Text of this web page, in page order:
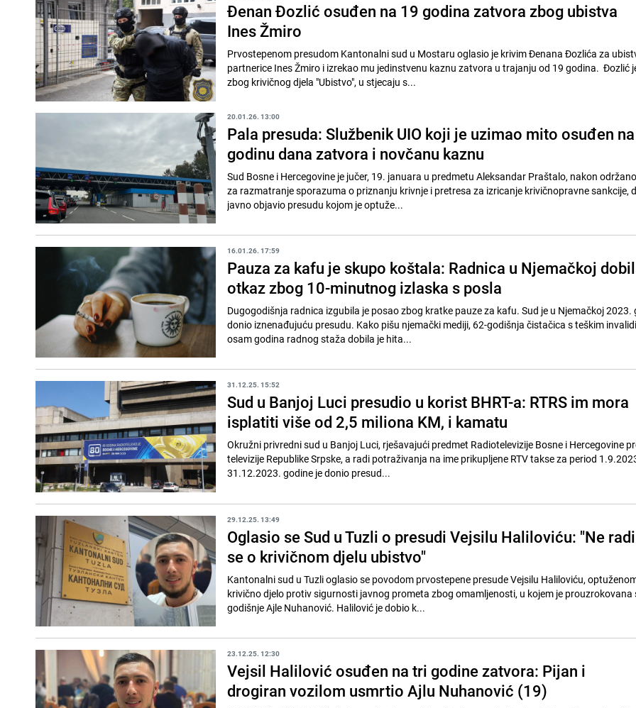
Đenan Đozlić osuđen na 19 godina zatvora zbog ubistva
Ines Žmiro
Prvostepenom presudom Kantonalni sud u Mostaru oglasio je krivim Đenana Đozlića za
partnerice Ines Žmiro i izrekao mu jedinstvenu kaznu zatvora u trajanju od 19 godina. Đozlić
zbog krivičnog djela "Ubistvo", u stjecaju s...
20.01.26. 13:00
Pala presuda: Službenik UIO koji je uzimao mito osuđen na
godinu dana zatvora i novčanu kaznu
Sud Bosne i Hercegovine je jučer, 19. januara u predmetu Aleksandar Praštalo, nakon
za razmatranje sporazuma o priznanju krivnje i pretresa za izricanje krivičnopravne sankcije,
javno objavio presudu kojom je optuže...
16.01.26. 17:59
Pauza za kafu je skupo koštala: Radnica u Njemačkoj
otkaz zbog 10-minutnog izlaska s posla
Dugogodišnja radnica izgubila je posao zbog kratke pauze za kafu. Sud je u Njemačkoj 2023.
donio iznenađujuću presudu. Kako pišu njemački mediji, 62-godišnja čistačica s teškim
osam godina radnog staža dobila je hita...
31.12.25. 15:52
Sud u Banjoj Luci presudio u korist BHRT-a: RTRS im mora
isplatiti više od 2,5 miliona KM, i kamatu
Okružni privredni sud u Banjoj Luci, rješavajući predmet Radiotelevizije Bosne i Hercegovine
televizije Republike Srpske, a radi potraživanja na ime prikupljene RTV takse za period
31.12.2023. godine je donio presud...
29.12.25. 13:49
Oglasio se Sud u Tuzli o presudi Vejsilu Haliloviću: "Ne radi
se o krivičnom djelu ubistvo"
Kantonalni sud u Tuzli oglasio se povodom prvostepene presude Vejsilu Haliloviću,
krivično djelo protiv sigurnosti javnog prometa zbog omamljenosti, u kojem je prouzrokovana
godišnje Ajle Nuhanović. Halilović je dobio k...
23.12.25. 12:30
Vejsil Halilović osuđen na tri godine zatvora: Pijan i
drogiran vozilom usmrtio Ajlu Nuhanović (19)